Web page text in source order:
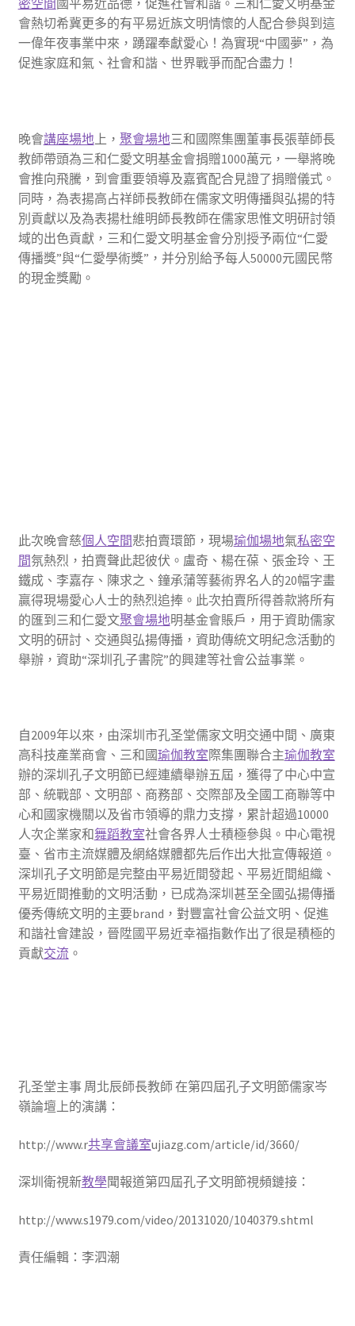
密空間 國平易近品德，促進社會和諧。三和仁愛文明基金
會熱切希冀更多的有平易近族文明情懷的人配合參與到這
一偉年夜事業中來，踴躍奉獻愛心！為實現“中國夢”，為
促進家庭和氣、社會和諧、世界戰爭而配合盡力！
晚會講座場地上， 聚會場地三和國際集團董事長張華師長
教師帶頭為三和仁愛文明基金會捐贈1000萬元，一舉將晚
會推向飛騰，到會重要領導及嘉賓配合見證了捐贈儀式。
同時，為表揚高占祥師長教師在儒家文明傳播與弘揚的特
別貢獻以及為表揚杜維明師長教師在儒家思惟文明研討領
域的出色貢獻，三和仁愛文明基金會分別授予兩位“仁愛
傳播獎”與“仁愛學術獎”，并分別給予每人50000元國民幣
的現金獎勵。
此次晚會慈個人空間悲拍賣環節，現場瑜伽場地氣私密空
間氛熱烈，拍賣聲此起彼伏。盧奇、楊在葆、張金玲、王
鐵成、李嘉存、陳求之、鐘承蒲等藝術界名人的20幅字畫
贏得現場愛心人士的熱烈追捧。此次拍賣所得善款將所有
的匯到三和仁愛文聚會場地明基金會賬戶，用于資助儒家
文明的研討、交通與弘揚傳播，資助傳統文明紀念活動的
舉辦，資助“深圳孔子書院”的興建等社會公益事業。
自2009年以來，由深圳市孔圣堂儒家文明交通中間、廣東
高科技產業商會、三和國瑜伽教室際集團聯合主瑜伽教室
辦的深圳孔子文明節已經連續舉辦五屆，獲得了中心中宣
部、統戰部、文明部、商務部、交際部及全國工商聯等中
心和國家機關以及省市領導的鼎力支撐，累計超過10000
人次企業家和舞蹈教室社會各界人士積極參與。中心電視
臺、省市主流媒體及網絡媒體都先后作出大批宣傳報道。
深圳孔子文明節是完整由平易近間發起、平易近間組織、
平易近間推動的文明活動，已成為深圳甚至全國弘揚傳播
優秀傳統文明的主要brand，對豐富社會公益文明、促進
和諧社會建設，晉陞國平易近幸福指數作出了很是積極的
貢獻交流 。
孔圣堂主事 周北辰師長教師 在第四屆孔子文明節儒家岑
嶺論壇上的演講：
http://www.r共享會議室ujiazg.com/article/id/3660/
深圳衛視新教學聞報道第四屆孔子文明節視頻鏈接：
http://www.s1979.com/video/20131020/1040379.shtml
責任編輯：李泗潮